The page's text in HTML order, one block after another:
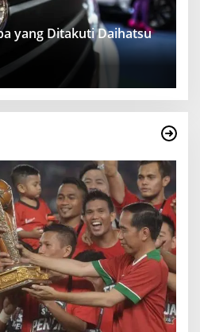
yang Ditakuti Daihatsu